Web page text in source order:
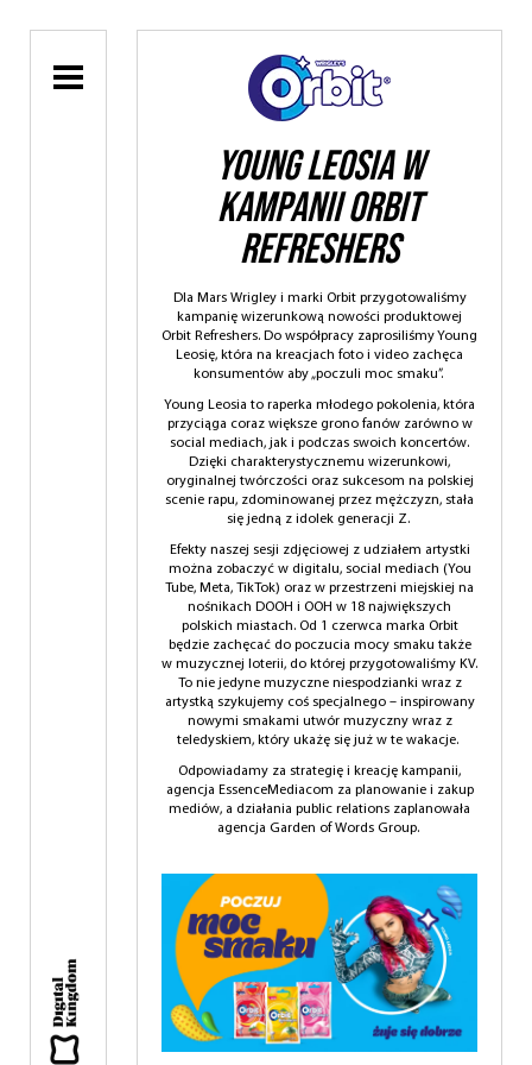
Young Leosia w
kampanii ORBIT
Refreshers
Dla Mars Wrigley i marki Orbit przygotowaliśmy
kampanię wizerunkową nowości produktowej
Orbit Refreshers. Do współpracy zaprosiliśmy Young
Leosię, która na kreacjach foto i video zachęca
konsumentów aby „poczuli moc smaku”.
Young Leosia to raperka młodego pokolenia, która
przyciąga coraz większe grono fanów zarówno w
social mediach, jak i podczas swoich koncertów.
Dzięki charakterystycznemu wizerunkowi,
oryginalnej twórczości oraz sukcesom na polskiej
scenie rapu, zdominowanej przez mężczyzn, stała
się jedną z idolek generacji Z.
Efekty naszej sesji zdjęciowej z udziałem artystki
można zobaczyć w digitalu, social mediach (You
Tube, Meta, TikTok) oraz w przestrzeni miejskiej na
nośnikach DOOH i OOH w 18 największych
polskich miastach. Od 1 czerwca marka Orbit
będzie zachęcać do poczucia mocy smaku także
w muzycznej loterii, do której przygotowaliśmy KV.
To nie jedyne muzyczne niespodzianki wraz z
artystką szykujemy coś specjalnego – inspirowany
nowymi smakami utwór muzyczny wraz z
teledyskiem, który ukażę się już w te wakacje.
Odpowiadamy za strategię i kreację kampanii,
agencja EssenceMediacom za planowanie i zakup
mediów, a działania public relations zaplanowała
agencja Garden of Words Group.